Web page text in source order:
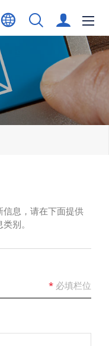
息，请在下面提供
别。
* 必填栏位